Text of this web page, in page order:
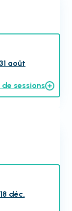
31 août
sessions
18 déc.